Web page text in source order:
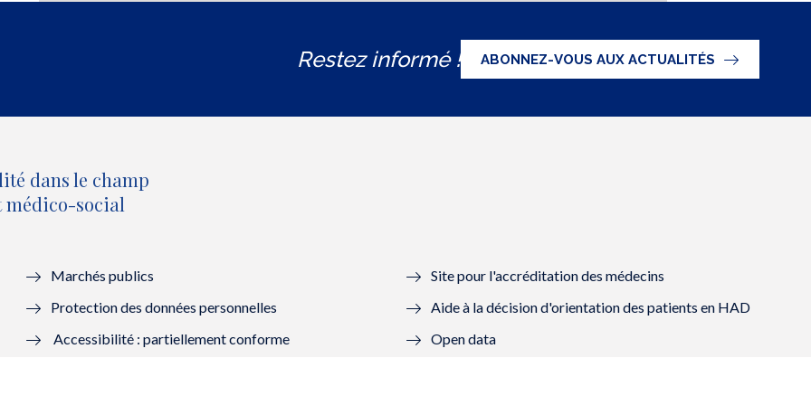
Restez informé ! ABONNEZ-VOUS AUX ACTUALITÉS
dans le champ
médico-social
Marchés publics
Protection des données personnelles
Accessibilité : partiellement conforme
Site pour l'accréditation des médecins
Aide à la décision d'orientation des patients en HAD
Open data